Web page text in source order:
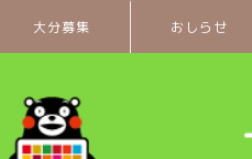
大分募集 おしらせ